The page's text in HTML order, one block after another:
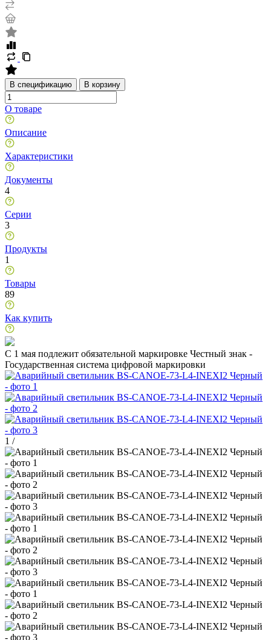
В спецификацию В корзину
О товаре
Описание
Характеристики
Документы
4
Серии
3
Продукты
1
Товары
89
Как купить
C 1 мая подлежит обязательной маркировке Честный знак -
Государственная система цифровой маркировки
1 /